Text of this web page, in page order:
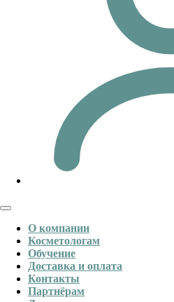
О компании
Косметологам
Обучение
Доставка и оплата
Контакты
Партнёрам